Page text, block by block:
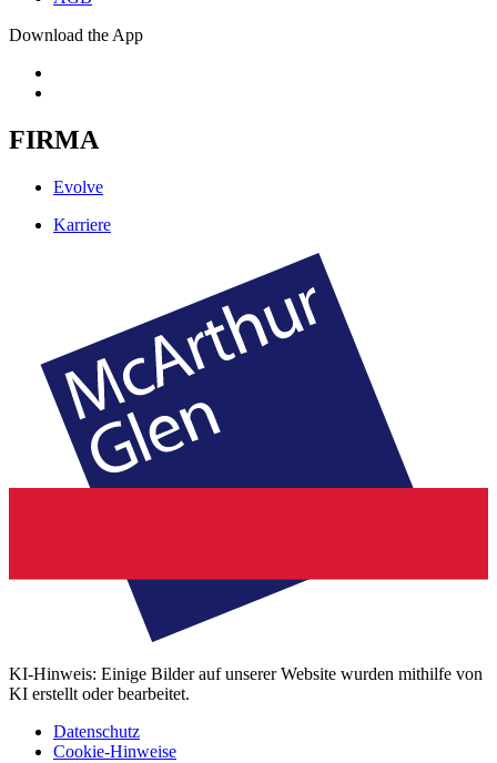
Download the App
FIRMA
Evolve
Karriere
KI-Hinweis: Einige Bilder auf unserer Website wurden mithilfe von
KI erstellt oder bearbeitet.
Datenschutz
Cookie-Hinweise